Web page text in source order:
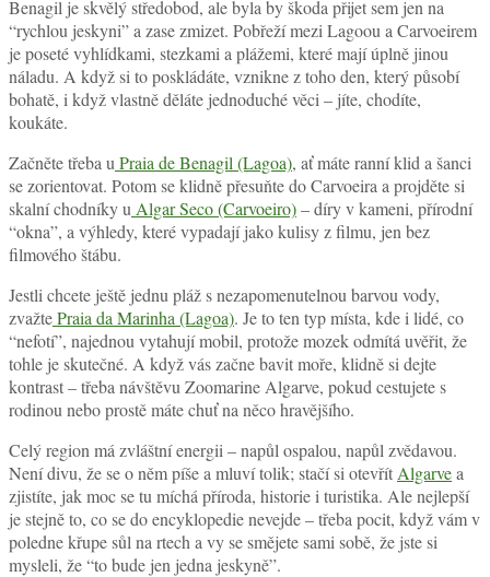
Benagil je skvělý středobod, ale byla by škoda přijet sem jen na
“rychlou jeskyni” a zase zmizet. Pobřeží mezi Lagoou a Carvoeirem
je poseté vyhlídkami, stezkami a plážemi, které mají úplně jinou
náladu. A když si to poskládáte, vznikne z toho den, který působí
bohatě, i když vlastně děláte jednoduché věci – jíte, chodíte,
koukáte.
Začněte třeba u Praia de Benagil (Lagoa), ať máte ranní klid a šanci
se zorientovat. Potom se klidně přesuňte do Carvoeira a projděte si
skalní chodníky u Algar Seco (Carvoeiro)– díry v kameni, přírodní
“okna”, a výhledy, které vypadají jako kulisy z filmu, jen bez
filmového štábu.
Jestli chcete ještě jednu pláž s nezapomenutelnou barvou vody,
zvažtePraia da Marinha (Lagoa). Je to ten typ místa, kde i lidé, co
“nefotí”, najednou vytahují mobil, protože mozek odmítá uvěřit, že
tohle je skutečné. A když vás začne bavit moře, klidně si dejte
kontrast – třeba návštěvu Zoomarine Algarve, pokud cestujete s
rodinou nebo prostě máte chuť na něco hravějšího.
Celý region má zvláštní energii – napůl ospalou, napůl zvědavou.
Není divu, že se o něm píše a mluví tolik; stačí si otevřít Algarvea
zjistíte, jak moc se tu míchá příroda, historie i turistika. Ale nejlepší
je stejně to, co se do encyklopedie nevejde – třeba pocit, když vám v
poledne křupe sůl na rtech a vy se smějete sami sobě, že jste si
mysleli, že “to bude jen jedna jeskyně”.